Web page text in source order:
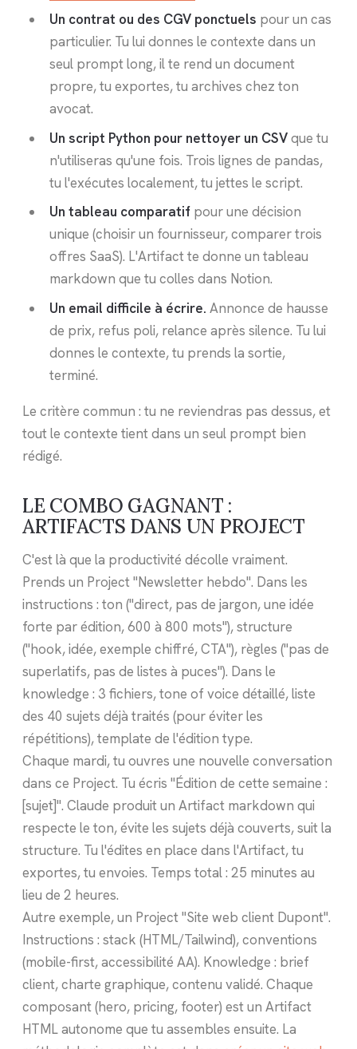
Un contrat ou des CGV ponctuels pour un cas
particulier. Tu lui donnes le contexte dans un
seul prompt long, il te rend un document
propre, tu exportes, tu archives chez ton
avocat.
Un script Python pour nettoyer un CSVque tu
n'utiliseras qu'une fois. Trois lignes de pandas,
tu l'exécutes localement, tu jettes le script.
Un tableau comparatifpour une décision
unique (choisir un fournisseur, comparer trois
offres SaaS). L'Artifact te donne un tableau
markdown que tu colles dans Notion.
Un email difficile à écrire. Annonce de hausse
de prix, refus poli, relance après silence. Tu lui
donnes le contexte, tu prends la sortie,
terminé.
Le critère commun : tu ne reviendras pas dessus, et
tout le contexte tient dans un seul prompt bien
rédigé.
LE COMBO GAGNANT :
ARTIFACTS DANS UN PROJECT
C'est là que la productivité décolle vraiment.
Prends un Project "Newsletter hebdo". Dans les
instructions : ton ("direct, pas de jargon, une idée
forte par édition, 600 à 800 mots"), structure
("hook, idée, exemple chiffré, CTA"), règles ("pas de
superlatifs, pas de listes à puces"). Dans le
knowledge : 3 fichiers, tone of voice détaillé, liste
des 40 sujets déjà traités (pour éviter les
répétitions), template de l'édition type.
Chaque mardi, tu ouvres une nouvelle conversation
dans ce Project. Tu écris "Édition de cette semaine :
[sujet]". Claude produit un Artifact markdown qui
respecte le ton, évite les sujets déjà couverts, suit la
structure. Tu l'édites en place dans l'Artifact, tu
exportes, tu envoies. Temps total : 25 minutes au
lieu de 2 heures.
Autre exemple, un Project "Site web client Dupont".
Instructions : stack (HTML/Tailwind), conventions
(mobile-first, accessibilité AA). Knowledge : brief
client, charte graphique, contenu validé. Chaque
composant (hero, pricing, footer) est un Artifact
HTML autonome que tu assembles ensuite. La